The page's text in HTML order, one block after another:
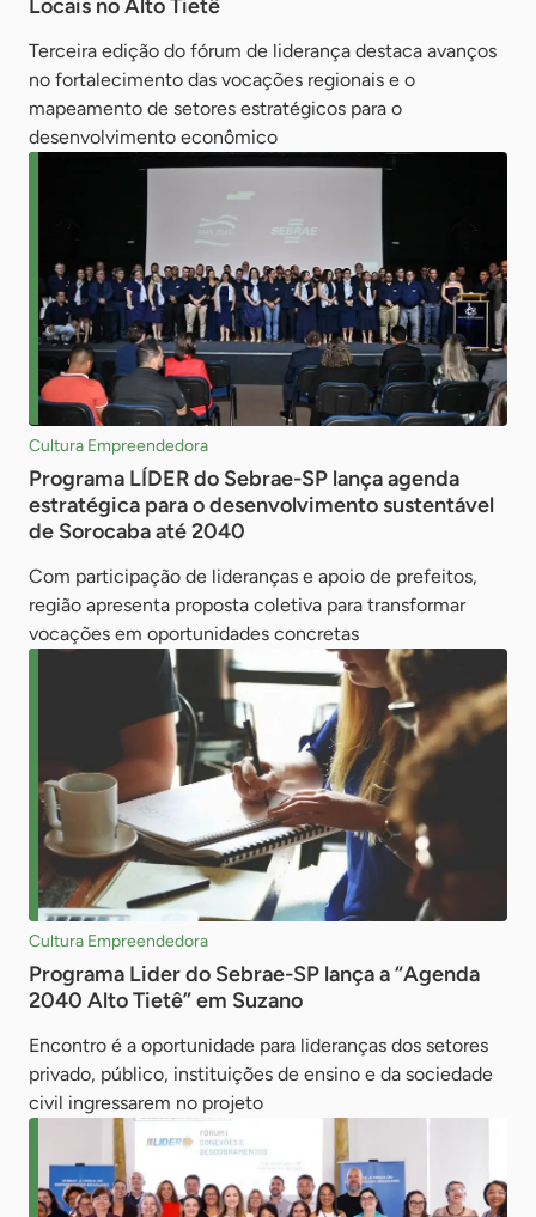
Locais no Alto Tietê
Terceira edição do fórum de liderança destaca avanços
no fortalecimento das vocações regionais e o
mapeamento de setores estratégicos para o
desenvolvimento econômico
Cultura Empreendedora
Programa LÍDER do Sebrae-SP lança agenda
estratégica para o desenvolvimento sustentável
de Sorocaba até 2040
Com participação de lideranças e apoio de prefeitos,
região apresenta proposta coletiva para transformar
vocações em oportunidades concretas
Cultura Empreendedora
Programa Lider do Sebrae-SP lança a “Agenda
2040 Alto Tietê” em Suzano
Encontro é a oportunidade para lideranças dos setores
privado, público, instituições de ensino e da sociedade
civil ingressarem no projeto